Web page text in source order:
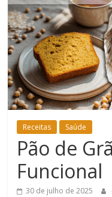
Estar
Receitas Saúde
Pão de
Funcional
30 de julho de 2025